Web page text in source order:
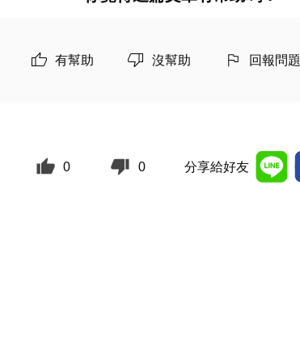
有幫助 沒幫助 回報問題
0 0 分享給好友